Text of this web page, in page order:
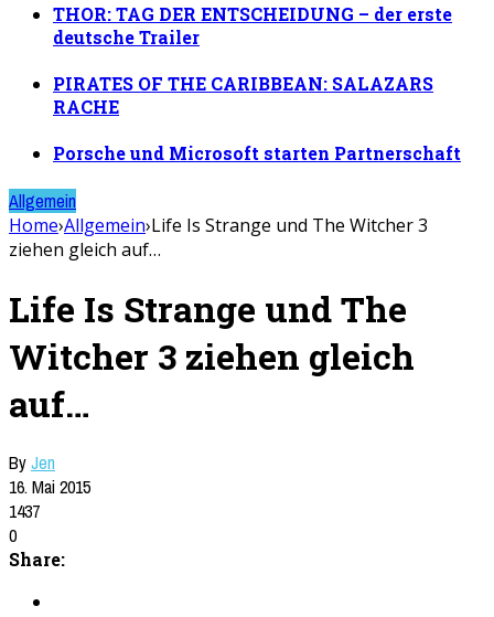
THOR: TAG DER ENTSCHEIDUNG – der erste
deutsche Trailer
PIRATES OF THE CARIBBEAN: SALAZARS
RACHE
Porsche und Microsoft starten Partnerschaft
Allgemein
Home›Allgemein›Life Is Strange und The Witcher 3
ziehen gleich auf…
Life Is Strange und The
Witcher 3 ziehen gleich
auf…
ByJen
16. Mai 2015
1437
0
Share: